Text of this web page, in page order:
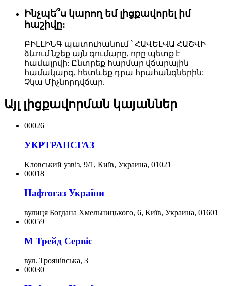
Ինչպե՞ս կարող եմ լիցքավորել իմ
հաշիվը:
ԲԻԼԼԻՆԳ պատուհանում ՝ ՀԱՎԵԼՎԱ ՀԱՇՎԻ
ձևում նշեք այն գումարը, որը պետք է
համալրվի: Ընտրեք հարմար վճարային
համակարգ, հետևեք դրա հրահանգներին:
Չկա Միչնորդվճար.
Այլ լիցքավորման կայաններ
00026
УКРТРАНСГАЗ
Кловський узвіз, 9/1, Київ, Украина, 01021
00018
Нафтогаз України
вулиця Богдана Хмельницького, 6, Київ, Украина, 01601
00059
М Трейд Сервіс
вул. Троянівська, 3
00030